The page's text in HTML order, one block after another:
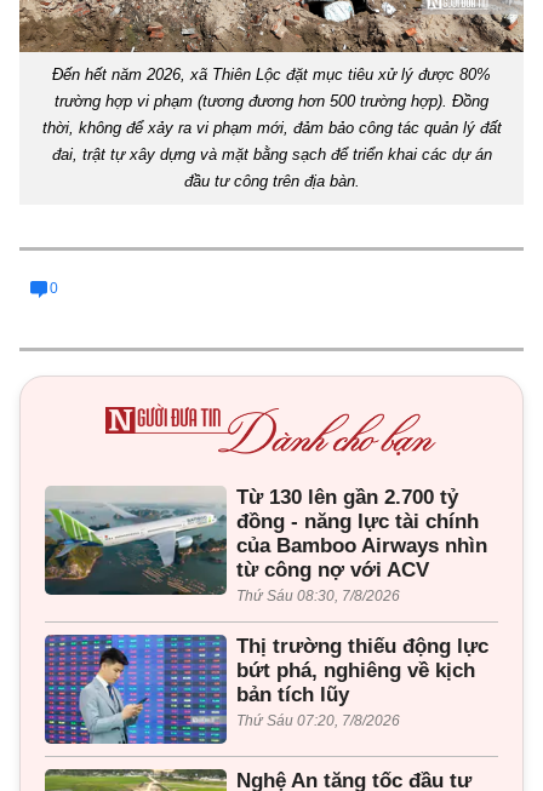
Đến hết năm 2026, xã Thiên Lộc đặt mục tiêu xử lý được 80%
trường hợp vi phạm (tương đương hơn 500 trường hợp). Đồng
thời, không để xảy ra vi phạm mới, đảm bảo công tác quản lý đất
đai, trật tự xây dựng và mặt bằng sạch để triển khai các dự án
đầu tư công trên địa bàn.
0
Từ 130 lên gần 2.700 tỷ
đồng - năng lực tài chính
của Bamboo Airways nhìn
từ công nợ với ACV
Thứ Sáu 08:30, 7/8/2026
Thị trường thiếu động lực
bứt phá, nghiêng về kịch
bản tích lũy
Thứ Sáu 07:20, 7/8/2026
Nghệ An tăng tốc đầu tư